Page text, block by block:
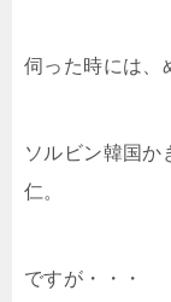
伺った時には、
ソルビン韓国か
仁。
ですが・・・